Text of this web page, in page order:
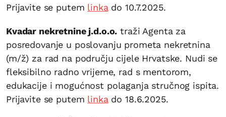
Prijavite se putem linka do 10.7.2025.
Kvadar nekretnine j.d.o.o. traži Agenta za
posredovanje u poslovanju prometa nekretnina
(m/ž) za rad na području cijele Hrvatske. Nudi se
fleksibilno radno vrijeme, rad s mentorom,
edukacije i mogućnost polaganja stručnog ispita.
Prijavite se putem linka do 18.6.2025.